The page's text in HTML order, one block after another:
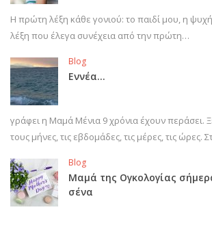
Η πρώτη λέξη κάθε γονιού: το παιδί μου, η
λέξη που έλεγα συνέχεια από την πρώτη…
Blog
Εννέα…
γράφει η Μαμά Μένια 9 χρόνια έχουν περάσει.
τους μήνες, τις εβδομάδες, τις μέρες, τις ώρες.
Blog
Μαμά της Ογκολογίας
σένα